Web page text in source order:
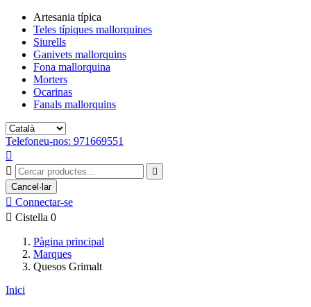
Artesania típica
Teles típiques mallorquines
Siurells
Ganivets mallorquins
Fona mallorquina
Morters
Ocarinas
Fanals mallorquins
Telefoneu-nos: 971669551



Cancel·lar
 Connectar-se
 Cistella 0
Pàgina principal
Marques
Quesos Grimalt
Inici